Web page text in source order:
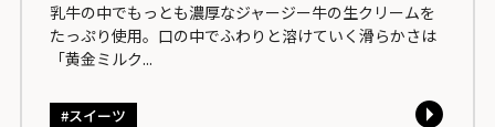
乳牛の中でもっとも濃厚なジャージー牛の生クリームを
たっぷり使用。口の中でふわりと溶けていく滑らかさは
「黄金ミルク...
スイーツ